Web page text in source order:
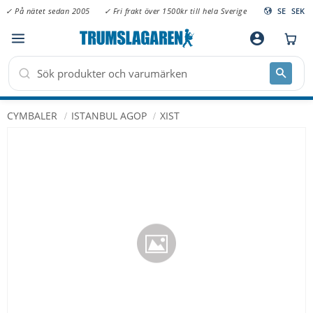
Meny
✓ På nätet sedan 2005 ✓ Fri frakt över 1500kr till hela Sverige SE SEK
account_circle
CYMBALER ISTANBUL AGOP XIST